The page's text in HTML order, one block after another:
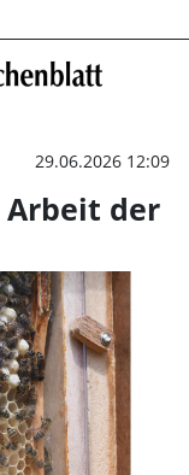
Honig
29.06.2026 12:09
Arbeit der